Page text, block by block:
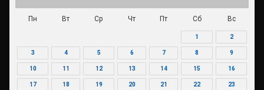
Пн Вт Ср Чт Пт Сб Вс
1 2
3 4 5 6 7 8 9
10 11 12 13 14 15 16
17 18 19 20 21 22 23